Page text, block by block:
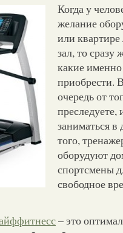
Когда у
желание
или
зал, то сразу
какие
приобрести.
очередь от
преследуете,
заниматься
того,
оборудуют
спортсмены
свободное
– это